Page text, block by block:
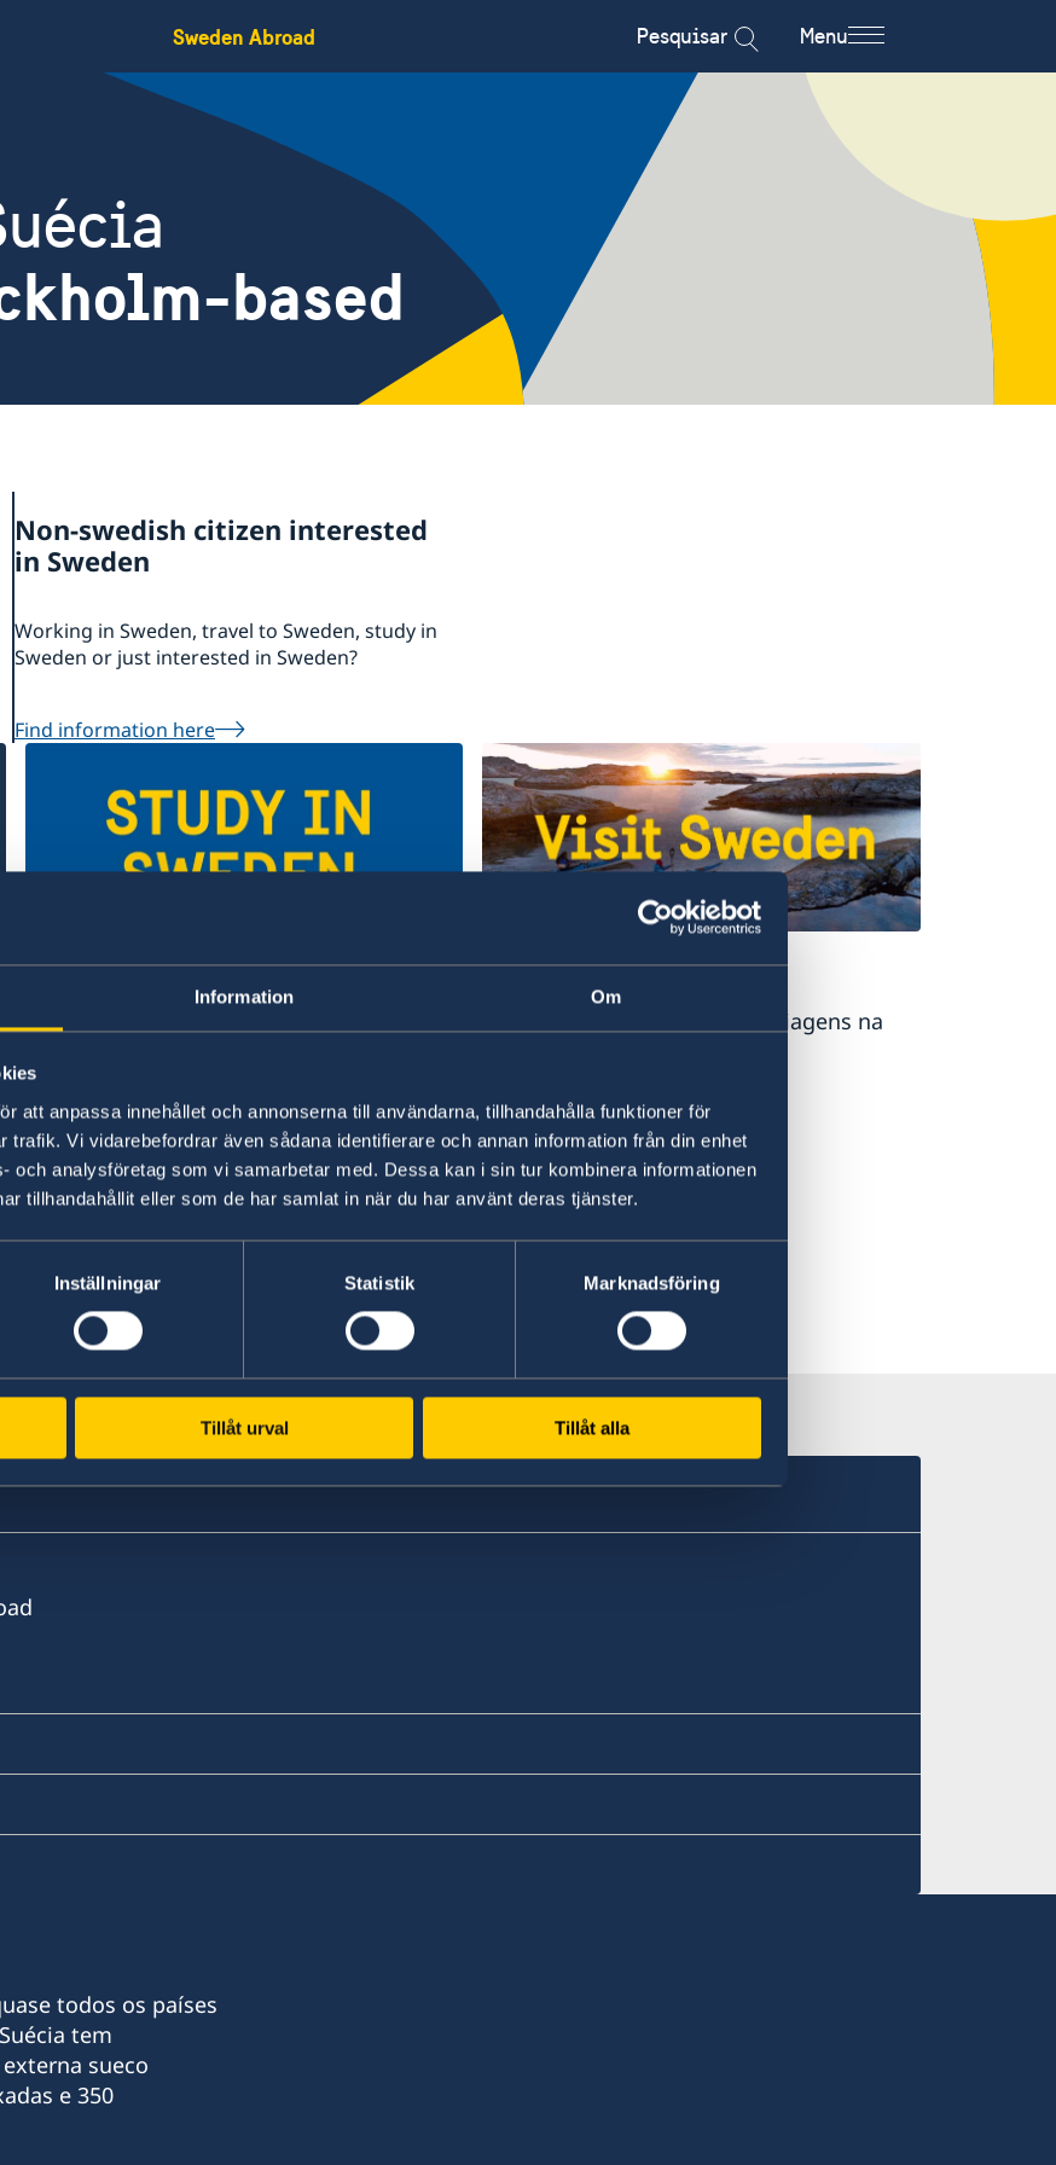
Information Om
att anpassa innehållet och annonserna till användarna, tillhandahålla funktioner för
trafik. Vi vidarebefordrar även sådana identifierare och annan information från din enhet
och analysföretag som vi samarbetar med. Dessa kan i sin tur kombinera informationen
tillhandahållit eller som de har samlat in när du har använt deras tjänster.
Inställningar Statistik Marknadsföring
Tillåt urval Tillåt alla
Sweden Abroad Pesquisar Menu
based
Non-swedish citizen interested
in Sweden
Working in Sweden, travel to Sweden, study in
Sweden or just interested in Sweden?
Find information here
Universidades na Suécia
Studyinsweden é o site oficial para
na Suécia.
Leia mais
Bem-vindo à Suécia
O site oficial para turismo e viagens na
Leia mais
todos os países
tem
sueco
e 350